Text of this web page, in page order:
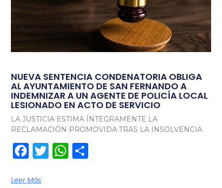
NUEVA SENTENCIA CONDENATORIA OBLIGA
AL AYUNTAMIENTO DE SAN FERNANDO A
INDEMNIZAR A UN AGENTE DE POLICÍA LOCAL
LESIONADO EN ACTO DE SERVICIO
LA JUSTICIA ESTIMA ÍNTEGRAMENTE LA
RECLAMACIÓN PROMOVIDA TRAS LA INSOLVENCIA
Facebook
TwitterWhatsApp
Leer Más